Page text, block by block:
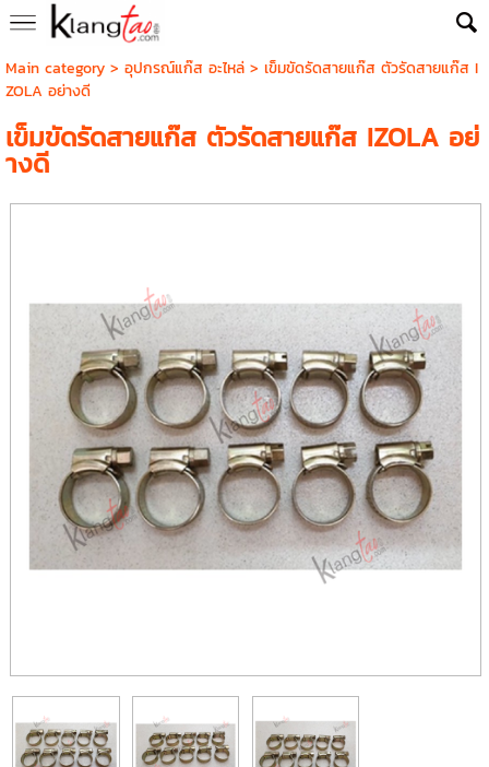
Main category> อุปกรณ์แก๊ส อะไหล่> เข็มขัดรัดสายแก๊ส ตัวรัดสายแก๊ส I
ZOLA อย่างดี
เข็มขัดรัดสายแก๊ส ตัวรัดสายแก๊ส IZOLA อย่
างดี